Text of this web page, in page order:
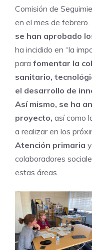
Comisión de
en el mes de
se han aprobado
ha incidido en “la
para fomentar la
sanitario,
el desarrollo de
Así mismo, se ha
proyecto, así como
a realizar en los
Atención primaria
colaboradores
estas áreas.